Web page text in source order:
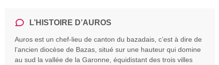
L’HISTOIRE D’AUROS
Auros est un chef-lieu de canton du bazadais, c’est à dire de
l’ancien diocèse de Bazas, situé sur une hauteur qui domine
au sud la vallée de la Garonne, équidistant des trois villes